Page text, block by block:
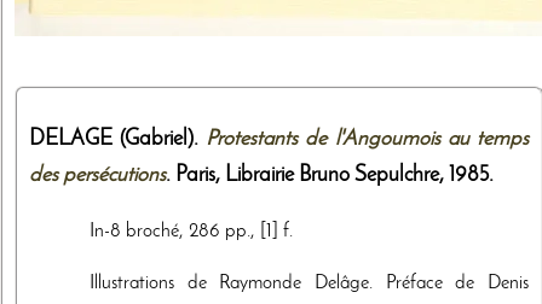
DELAGE (Gabriel). Protestants de l'Angoumois au temps
des persécutions. Paris, Librairie Bruno Sepulchre, 1985.
In-8 broché, 286 pp., [1] f.
Illustrations de Raymonde Delâge. Préface de Denis